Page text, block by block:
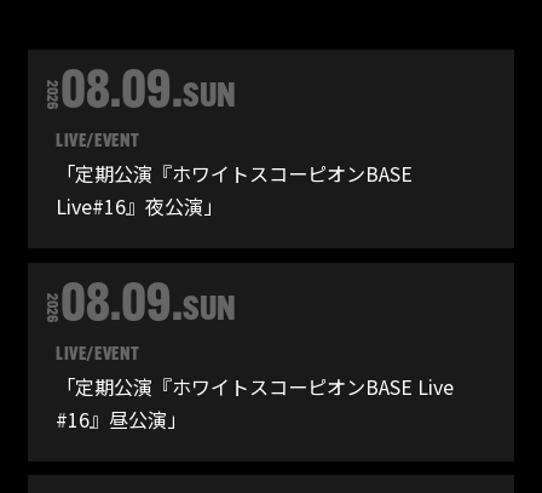
202608.09.SUN
「定期公演『ホワイトスコーピオンBASE
Live#16』夜公演」
LIVE/EVENT
202608.09.SUN
「定期公演『ホワイトスコーピオンBASE Live
#16』昼公演」
LIVE/EVENT